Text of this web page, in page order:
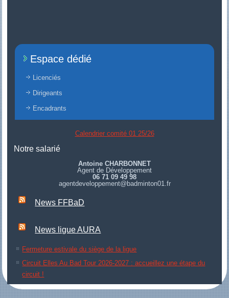
Espace dédié
Licenciés
Dirigeants
Encadrants
Calendrier comité 01 25/26
Notre salarié
Antoine CHARBONNET
Agent de Développement
06 71 09 49 98
agentdeveloppement@badminton01.fr
News FFBaD
News ligue AURA
Fermeture estivale du siège de la ligue
Circuit Elles Au Bad Tour 2026-2027 : accueillez une étape du
circuit !